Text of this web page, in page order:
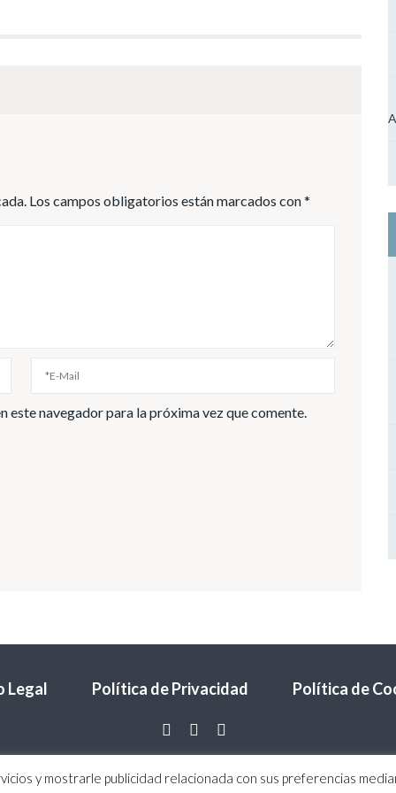
Los campos obligatorios están marcados con*
navegador para la próxima vez que comente.
Legal Política de Privacidad Política de
y mostrarle publicidad relacionada con sus preferencias